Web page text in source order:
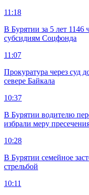
11:18
В Бурятии за 5 лет 1146
субсидиям Соцфонда
11:07
Прокуратура через суд
севере Байкала
10:37
В Бурятии водителю
избрали меру
10:28
В Бурятии семейное
стрельбой
10:11